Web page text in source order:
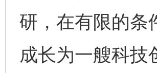
研，在有限的条
成长为一艘科技